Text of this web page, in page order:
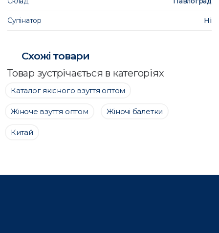
Супінатор Ні
Схожі товари
Товар зустрічається в категоріях
Каталог якісного взуття оптом
Жіноче взуття оптом Жіночі балетки
Китай